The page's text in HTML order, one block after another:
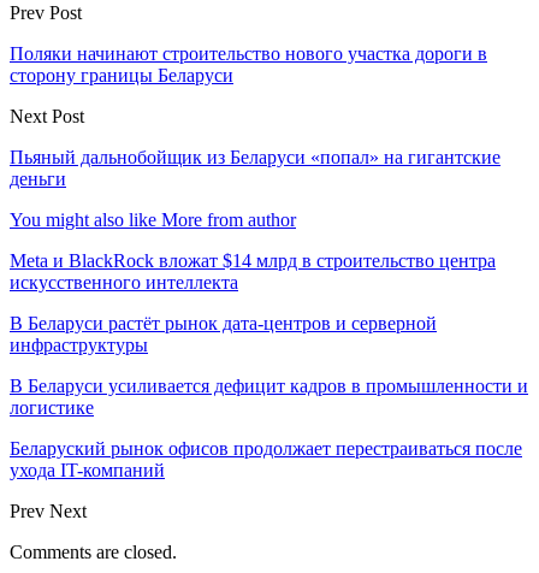
Prev Post
Поляки начинают строительство нового участка дороги в
сторону границы Беларуси
Next Post
Пьяный дальнобойщик из Беларуси «попал» на гигантские
деньги
You might also like More from author
Meta и BlackRock вложат $14 млрд в строительство центра
искусственного интеллекта
В Беларуси растёт рынок дата-центров и серверной
инфраструктуры
В Беларуси усиливается дефицит кадров в промышленности и
логистике
Беларуский рынок офисов продолжает перестраиваться после
ухода IT-компаний
Prev Next
Comments are closed.